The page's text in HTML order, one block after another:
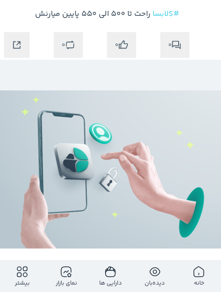
#$لابسا راحت تا 500 الی 550 پایین میارنش
0
0
0
برای مشاهده کامل این بخش ثبت‌نام رایگان کمان‌دار را انجام دهید
خانه دیده‌بان دارایی ها نمای بازار بیشتر